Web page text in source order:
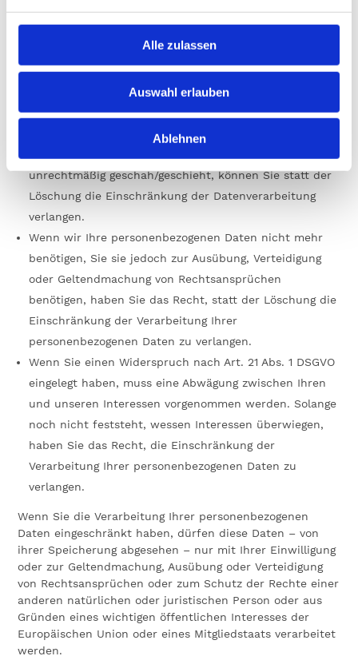
Alle zulassen
Auswahl erlauben
Ablehnen
personenbezogenen Daten bestreiten, benötigen wir in
der Regel Zeit, um dies zu überprüfen. Für die Dauer
der Prüfung haben Sie das Recht, die Einschränkung
der Verarbeitung Ihrer personenbezogenen Daten zu
unrechtmäßig geschah/geschieht, können Sie statt der
Löschung die Einschränkung der Datenverarbeitung
verlangen.
Wenn wir Ihre personenbezogenen Daten nicht mehr
benötigen, Sie sie jedoch zur Ausübung, Verteidigung
oder Geltendmachung von Rechtsansprüchen
benötigen, haben Sie das Recht, statt der Löschung die
Einschränkung der Verarbeitung Ihrer
personenbezogenen Daten zu verlangen.
Wenn Sie einen Widerspruch nach Art. 21 Abs. 1 DSGVO
eingelegt haben, muss eine Abwägung zwischen Ihren
und unseren Interessen vorgenommen werden. Solange
noch nicht feststeht, wessen Interessen überwiegen,
haben Sie das Recht, die Einschränkung der
Verarbeitung Ihrer personenbezogenen Daten zu
verlangen.
Wenn Sie die Verarbeitung Ihrer personenbezogenen
Daten eingeschränkt haben, dürfen diese Daten – von
ihrer Speicherung abgesehen – nur mit Ihrer Einwilligung
oder zur Geltendmachung, Ausübung oder Verteidigung
von Rechtsansprüchen oder zum Schutz der Rechte einer
anderen natürlichen oder juristischen Person oder aus
Gründen eines wichtigen öffentlichen Interesses der
Europäischen Union oder eines Mitgliedstaats verarbeitet
werden.